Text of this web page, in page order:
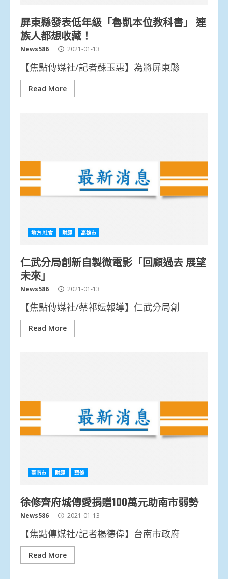
屏東縣發表低年級「魯凱本位教科書」 連
族人都想收藏！
News586 2021-01-13
【焦點傳媒社/記者蘇玉惠】為將屏東縣
Read More
地方.社會 財經 高雄市
仁武分局創新自製微電影「回顧過去 展望
未來」
News586 2021-01-13
【焦點傳媒社/蔡祁妘報導】仁武分局創
Read More
臺南市 財經 頭條
徐修齊府城傳愛捐贈100萬元助南市弱勢
News586 2021-01-13
【焦點傳媒社/記者楊德偉】台南市政府
Read More